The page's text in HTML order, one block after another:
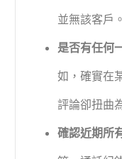
並無該客戶。
是否有任何
如，確實在
評論卻扭曲
確認近期所